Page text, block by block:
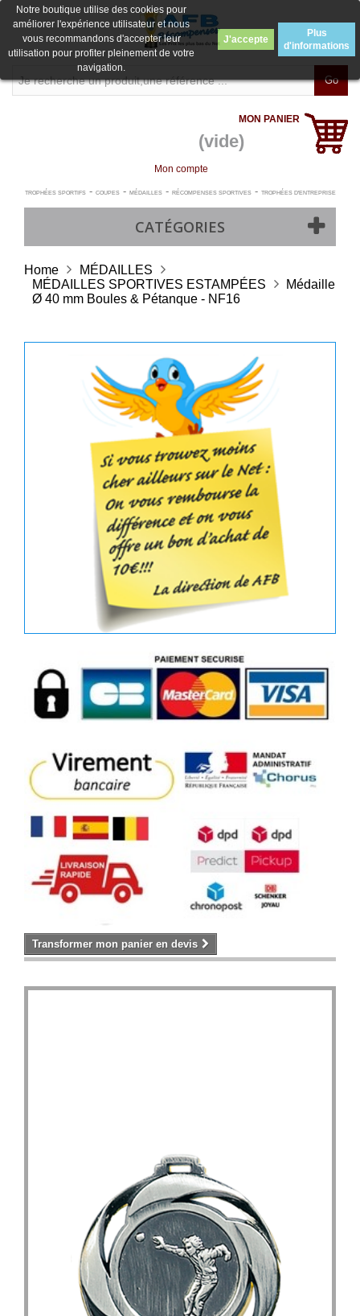
Go
MON PANIER
(vide)
Mon compte
TROPHÉES SPORTIFS- COUPES- MÉDAILLES- RÉCOMPENSES SPORTIVES- TROPHÉES D'ENTREPRISE
CATÉGORIES
Notre boutique utilise des cookies pour
améliorer l'expérience utilisateur et nous
vous recommandons d'accepter leur
utilisation pour profiter pleinement de votre
navigation.
J'accepte
Plus
d'informations
Home
MÉDAILLES
MÉDAILLES SPORTIVES ESTAMPÉES
Médaille
Ø 40 mm Boules & Pétanque - NF16
Transformer mon panier en devis